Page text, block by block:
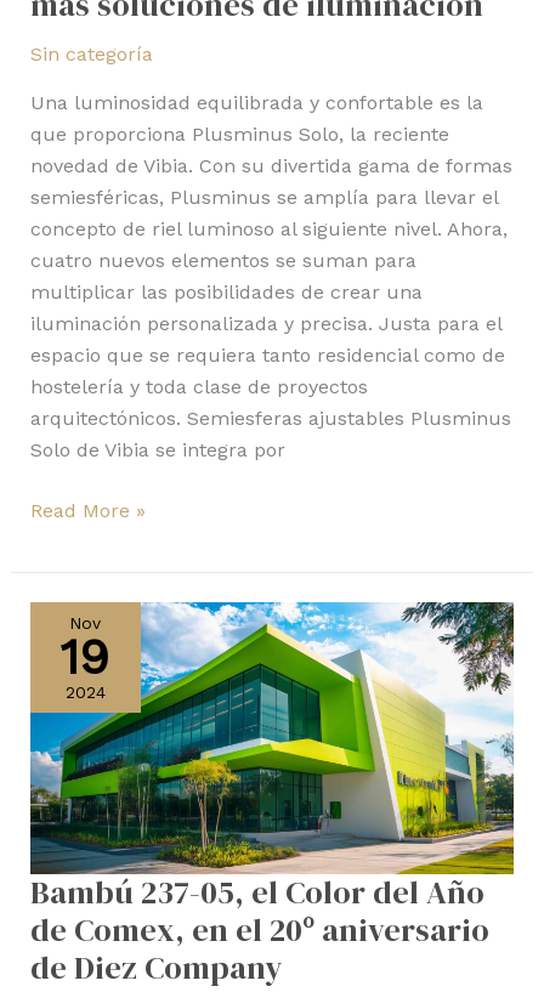
Sin categoría
Una luminosidad equilibrada y confortable es la
que proporciona Plusminus Solo, la reciente
novedad de Vibia. Con su divertida gama de formas
semiesféricas, Plusminus se amplía para llevar el
concepto de riel luminoso al siguiente nivel. Ahora,
cuatro nuevos elementos se suman para
multiplicar las posibilidades de crear una
iluminación personalizada y precisa. Justa para el
espacio que se requiera tanto residencial como de
hostelería y toda clase de proyectos
arquitectónicos. Semiesferas ajustables Plusminus
Solo de Vibia se integra por
Read More »
Nov
19
2024
Bambú 237-05, el Color del Año
de Comex, en el 20º aniversario
de Diez Company
Color
del
Año
de
Comex,
en
el
20º
aniversario